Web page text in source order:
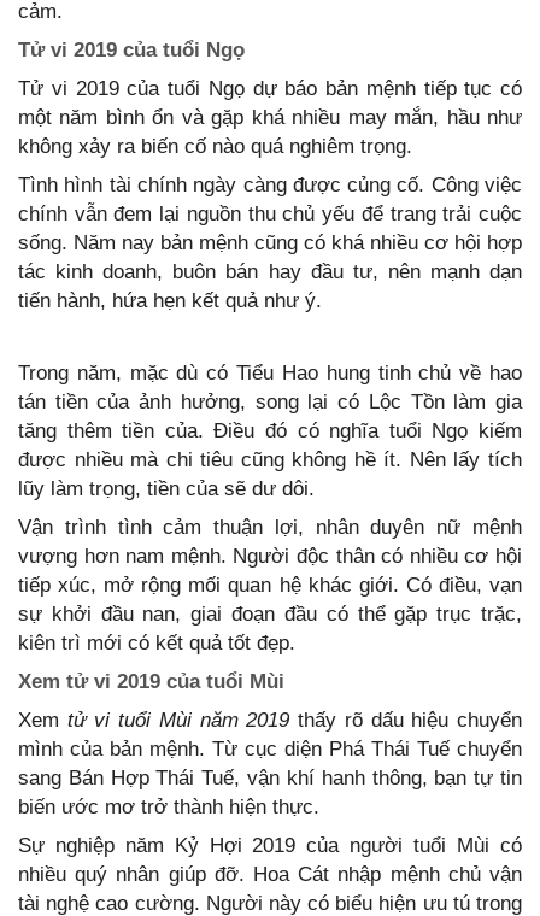
cảm.
Tử vi 2019 của tuổi Ngọ
Tử vi 2019 của tuổi Ngọ dự báo bản mệnh tiếp tục có
một năm bình ổn và gặp khá nhiều may mắn, hầu như
không xảy ra biến cố nào quá nghiêm trọng.
Tình hình tài chính ngày càng được củng cố. Công việc
chính vẫn đem lại nguồn thu chủ yếu để trang trải cuộc
sống. Năm nay bản mệnh cũng có khá nhiều cơ hội hợp
tác kinh doanh, buôn bán hay đầu tư, nên mạnh dạn
tiến hành, hứa hẹn kết quả như ý.
Trong năm, mặc dù có Tiểu Hao hung tinh chủ về hao
tán tiền của ảnh hưởng, song lại có Lộc Tồn làm gia
tăng thêm tiền của. Điều đó có nghĩa tuổi Ngọ kiếm
được nhiều mà chi tiêu cũng không hề ít. Nên lấy tích
lũy làm trọng, tiền của sẽ dư dôi.
Vận trình tình cảm thuận lợi, nhân duyên nữ mệnh
vượng hơn nam mệnh. Người độc thân có nhiều cơ hội
tiếp xúc, mở rộng mối quan hệ khác giới. Có điều, vạn
sự khởi đầu nan, giai đoạn đầu có thể gặp trục trặc,
kiên trì mới có kết quả tốt đẹp.
Xem tử vi 2019 của tuổi Mùi
Xem tử vi tuổi Mùi năm 2019thấy rõ dấu hiệu chuyển
mình của bản mệnh. Từ cục diện Phá Thái Tuế chuyển
sang Bán Hợp Thái Tuế, vận khí hanh thông, bạn tự tin
biến ước mơ trở thành hiện thực.
Sự nghiệp năm Kỷ Hợi 2019 của người tuổi Mùi có
nhiều quý nhân giúp đỡ. Hoa Cát nhập mệnh chủ vận
tài nghệ cao cường. Người này có biểu hiện ưu tú trong